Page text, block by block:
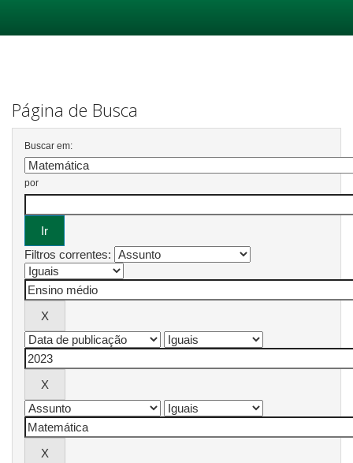
Página de Busca
Buscar em:
por
Filtros correntes: